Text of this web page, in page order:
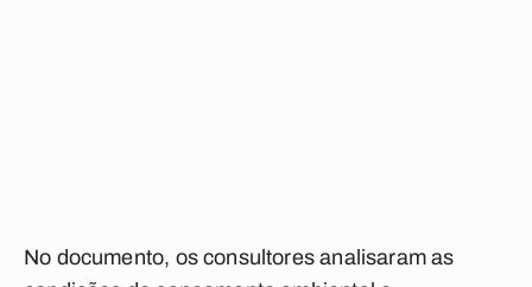
No documento, os consultores analisaram as